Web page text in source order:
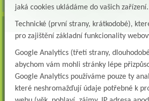
VOLNÁ MÍSTA
Albertinum, odborný léčebný ústav, Žamberk přijme do
oddělení následné a dlouhodobé lůžkové...
Lékař na oddělení psychiatrie
Albertinum, odborný léčebný ústav, Žamberkpřijme do
oddělení psychiatrie ...
jaká cookies ukládáme do vašich zařízení.
Technické (první strany, krátkodobé),
pro zajištění základní funkcionality
Google Analytics (třetí strany,
abychom vám mohli stránky lépe
Google Analytics používáme pouze ty
které neshromažďují údaje potřebné k